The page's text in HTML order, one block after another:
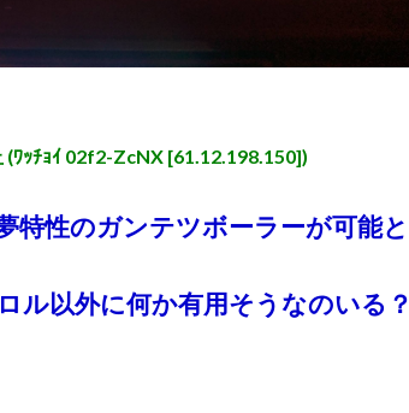
ﾜｯﾁｮｲ 02f2-ZcNX [61.12.198.150])
特性のガンテツボーラーが可能と
ル以外に何か有用そうなのいる？